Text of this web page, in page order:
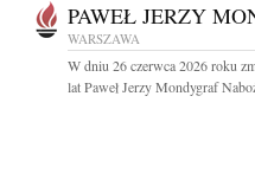
PAWEŁ JERZY
WARSZAWA
W dniu 26 czerwca 2026 roku
lat Paweł Jerzy Mondygraf